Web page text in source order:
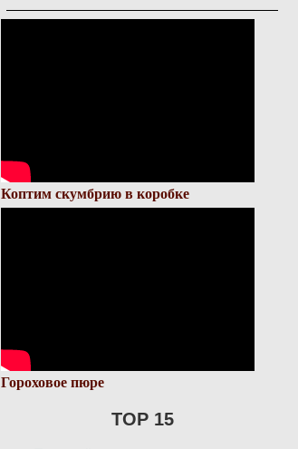
Коптим скумбрию в коробке
Гороховое пюре
TOP 15